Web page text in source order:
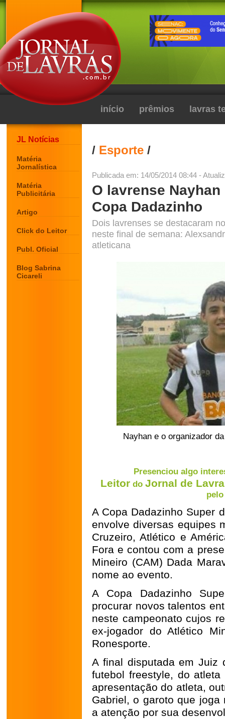
início prêmios lavras
JL Notícias
Matéria
Jornalística
Matéria
Publicitária
Artigo
Click do Leitor
Publ. Oficial
Blog Sabrina
Cicareli
/ Esporte /
Publicada em: 14/05/2014 08:44 -
O lavrense
Copa Dadazinho
Dois lavrenses se destacaram
neste final de semana:
atleticana
Nayhan e o organizador
Presenciou algo
Leitor do Jornal de
A Copa Dadazinho Super
envolve diversas equipes
Cruzeiro, Atlético e
Fora e contou com a
Mineiro (CAM) Dada
nome ao evento.
A Copa Dadazinho
procurar novos talentos
neste campeonato cujos
ex-jogador do Atlético
Ronesporte.
A final disputada em Juiz
futebol freestyle, do
apresentação do atleta,
Gabriel, o garoto que
a atenção por sua